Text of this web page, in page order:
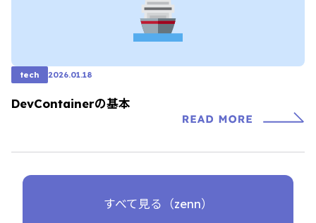
tech 2026.01.18
DevContainerの基本
すべて見る（zenn）